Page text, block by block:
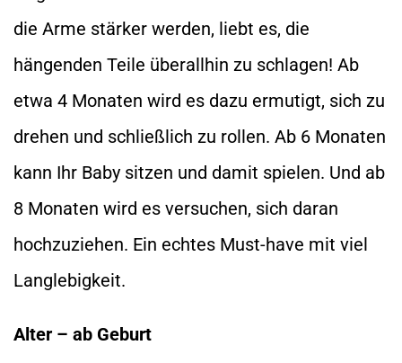
die Arme stärker werden, liebt es, die
hängenden Teile überallhin zu schlagen! Ab
etwa 4 Monaten wird es dazu ermutigt, sich zu
drehen und schließlich zu rollen. Ab 6 Monaten
kann Ihr Baby sitzen und damit spielen. Und ab
8 Monaten wird es versuchen, sich daran
hochzuziehen. Ein echtes Must-have mit viel
Langlebigkeit.
Alter – ab Geburt